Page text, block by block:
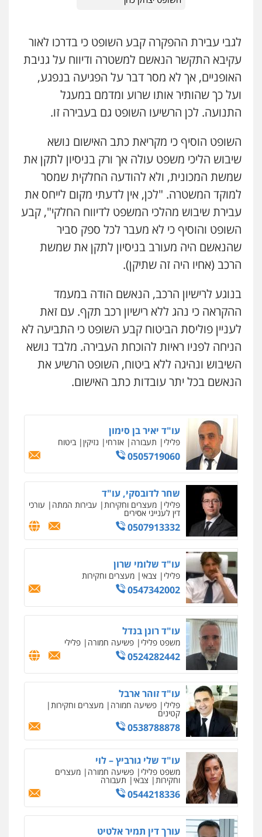
לגבי עבירת ההפקרה קבע השופט כי בדרכו לאור
עקיבא התקשר הנאשם למשטרה ודיווח על גניבת
האופניים, אך לא מסר דבר על הפגיעה בנפגע,
ועל כך שהותיר אותו שרוע ומדמם במעגל
התנועה. לכן הרשיעו השופט גם בעבירה זו.
השופט הוסיף כי מקריאת כתב האישום נושא
שיבוש הליכי משפט עולה אך ורק בניסיון לתקן את
שמשת המכונית, ולא להודעה החלקית שמסר
למוקד המשטרה. "לכן, אין לדעתי מקום לייחס את
עבירת שיבוש מהלכי המשפט לדיווח החלקי", קבע
השופט והוסיף כי לא מעבר לכל ספק סביר
שהנאשם היה מעורב בניסיון לתקן את שמשת
הרכב (אחיו היה זה שתיקן).
בנוגע לרישיון הרכב, הנאשם הודה במעמד
ההקראה כי נהג ללא רישיון רכב תקף. עם זאת
לעניין פוליסת הביטוח קבע השופט כי התביעה לא
הניחה לפניו ראיות להוכחת העבירה. מלבד נושא
השיבוש ונהיגה ללא ביטוח, השופט הרשיע את
הנאשם בכל יתר עובדות כתב האישום.
פלילי צבאי מעצרים וחקירות
0547342002
עו"ד רונן בנדל
משפט פלילי פשיעה חמורה פלילי
עו"ד זוהר ארבל
פלילי פשיעה חמורה מעצרים וחקירות
קטינים
0538788878
עו"ד שלי גורביץ – לוי
משפט פלילי פשיעה חמורה מעצרים
וחקירות צבאי תעבורה
0544218336
עורך דין תמיר אלטיט
פלילי תעבורה
0545577862
עו"ד אריה פטר
לשעבר סגן מנהל המחלקה הפלילית
בפרקליטות המדינה
עו"ד יאיר בן סימון
פלילי תעבורה אזרחי נזיקין ביטוח
0505719060
שחר לדובסקי, עו"ד
פלילי מעצרים וחקירות עבירות המתה עורכי
דין לענייני אסירים
0507913332
עו"ד שלומי שרון
פלילי צבאי מעצרים וחקירות
0547342002
עו"ד רונן בנדל
משפט פלילי פשיעה חמורה פלילי
0524282442
עו"ד זוהר ארבל
פלילי פשיעה חמורה מעצרים וחקירות
קטינים
0538788878
עו"ד שלי גורביץ – לוי
משפט פלילי פשיעה חמורה מעצרים
וחקירות צבאי תעבורה
0544218336
עורך דין תמיר אלטיט